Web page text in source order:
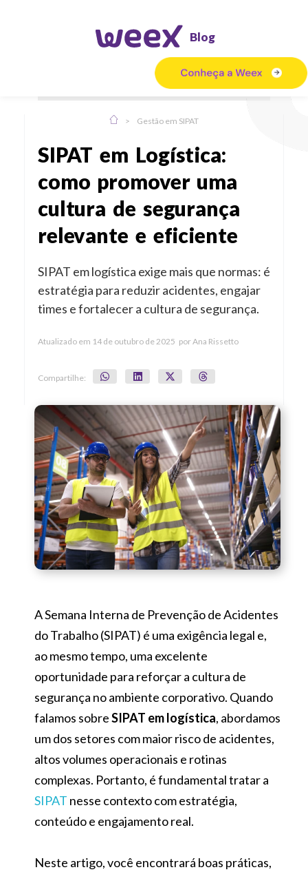
Blog
> Gestão em SIPAT
SIPAT em Logística:
como promover uma
cultura de segurança
relevante e eficiente
SIPAT em logística exige mais que normas: é
estratégia para reduzir acidentes, engajar
times e fortalecer a cultura de segurança.
Atualizado em 14 de outubro de 2025 porAna Rissetto
Compartilhe:
A Semana Interna de Prevenção de Acidentes
do Trabalho (SIPAT) é uma exigência legal e,
ao mesmo tempo, uma excelente
oportunidade para reforçar a cultura de
segurança no ambiente corporativo. Quando
falamos sobreSIPAT em logística, abordamos
um dos setores com maior risco de acidentes,
altos volumes operacionais e rotinas
complexas. Portanto, é fundamental tratar a
SIPAT nesse contexto com estratégia,
conteúdo e engajamento real.
Neste artigo, você encontrará boas práticas,